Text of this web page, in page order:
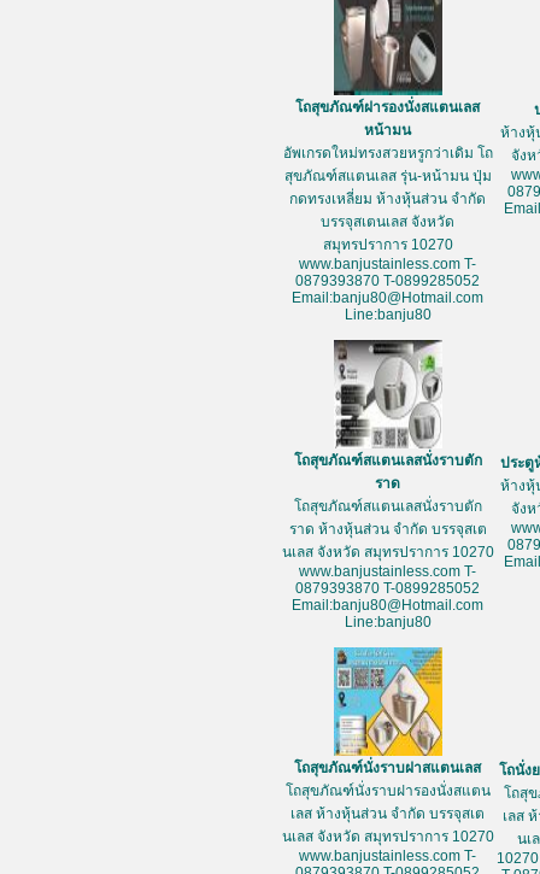
โถสุขภัณฑ์ฝารองนั่งสแตนเลส
หน้ามน
อัพเกรดใหม่ทรงสวยหรูกว่าเดิม โถ
สุขภัณฑ์สแตนเลส รุ่น-หน้ามน ปุ่ม
กดทรงเหลี่ยม ห้างหุ้นส่วน จำกัด
บรรจุสเตนเลส จังหวัด
สมุทรปราการ 10270
www.banjustainless.com T-
0879393870 T-0899285052
Email:banju80@Hotmail.com
Line:banju80
ห้างหุ้
จังห
โถสุขภัณฑ์สแตนเลสนั่งราบตัก
ราด
โถสุขภัณฑ์สแตนเลสนั่งราบตัก
ราด ห้างหุ้นส่วน จำกัด บรรจุสเต
นเลส จังหวัด สมุทรปราการ 10270
www.banjustainless.com T-
0879393870 T-0899285052
Email:banju80@Hotmail.com
Line:banju80
ประตู
ห้างหุ้
จังห
โถสุขภัณฑ์นั่งราบฝาสแตนเลส
โถสุขภัณฑ์นั่งราบฝารองนั่งสแตน
เลส ห้างหุ้นส่วน จำกัด บรรจุสเต
นเลส จังหวัด สมุทรปราการ 10270
www.banjustainless.com T-
โถนั่ง
โถสุ
เลส
นเ